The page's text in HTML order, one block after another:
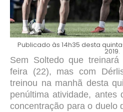
Publicado às 14h35 desta
2019.
Sem Soltedo que
feira (22), mas com
treinou na manhã desta
penúltima atividade,
concentração para o duelo